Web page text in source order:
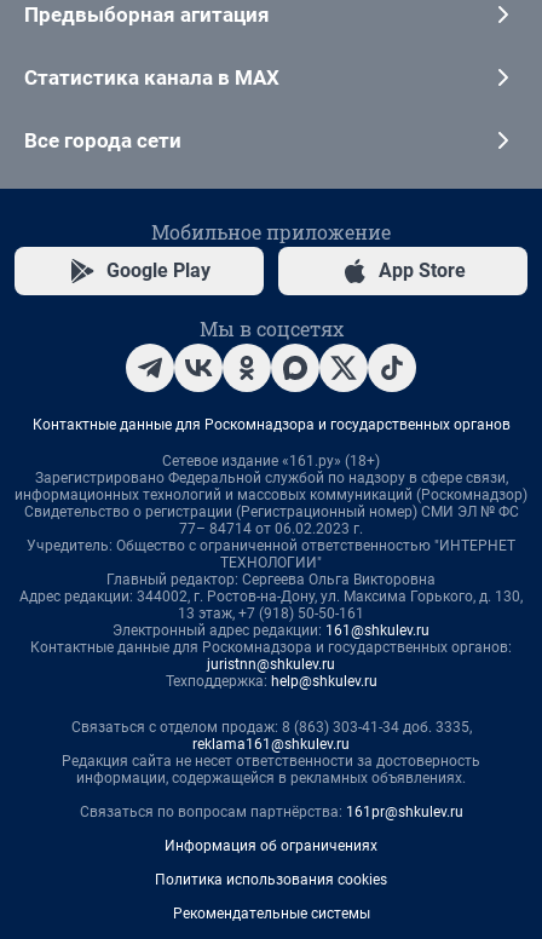
Предвыборная агитация
Статистика канала в MAX
Все города сети
Мобильное приложение
Google Play App Store
Мы в соцсетях
Контактные данные для Роскомнадзора и государственных органов
Сетевое издание «161.ру» (18+)
Зарегистрировано Федеральной службой по надзору в сфере связи,
информационных технологий и массовых коммуникаций (Роскомнадзор)
Свидетельство о регистрации (Регистрационный номер) СМИ ЭЛ № ФС
77– 84714 от 06.02.2023 г.
Учредитель: Общество с ограниченной ответственностью "ИНТЕРНЕТ
ТЕХНОЛОГИИ"
Главный редактор: Сергеева Ольга Викторовна
Адрес редакции: 344002, г. Ростов-на-Дону, ул. Максима Горького, д. 130,
13 этаж, +7 (918) 50-50-161
Электронный адрес редакции: 161@shkulev.ru
Контактные данные для Роскомнадзора и государственных органов:
juristnn@shkulev.ru
Техподдержка: help@shkulev.ru
Связаться с отделом продаж: 8 (863) 303-41-34 доб. 3335,
reklama161@shkulev.ru
Редакция сайта не несет ответственности за достоверность
информации, содержащейся в рекламных объявлениях.
Связаться по вопросам партнёрства: 161pr@shkulev.ru
Информация об ограничениях
Политика использования cookies
Рекомендательные системы